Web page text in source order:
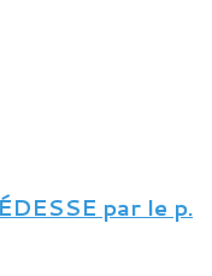
par le p.